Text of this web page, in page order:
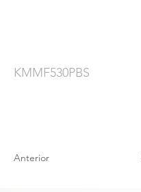
KMMF530PBS
Anterior